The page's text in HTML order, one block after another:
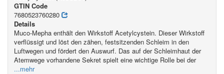
GTIN Code
7680523760280
Details
Muco-Mepha enthält den Wirkstoff Acetylcystein. Dieser Wirkstoff
verflüssigt und löst den zähen, festsitzenden Schleim in den
Luftwegen und fördert den Auswurf. Das auf der Schleimhaut der
Atemwege vorhandene Sekret spielt eine wichtige Rolle bei der
...mehr